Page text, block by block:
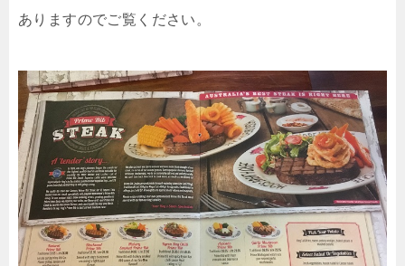
ありますのでご覧ください。